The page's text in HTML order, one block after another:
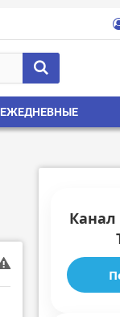
ЕЖЕДНЕВНЫЕ
Канал